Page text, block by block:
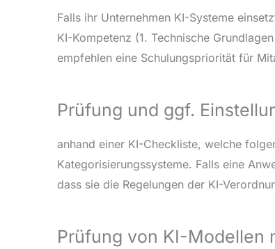
Falls ihr Unternehmen KI-Systeme
KI-Kompetenz (1. Technische
empfehlen eine Schulungspriorität für
Prüfung und ggf.
anhand einer KI-Checkliste, welche
Kategorisierungssysteme. Falls eine
dass sie die Regelungen der KI-
Prüfung von KI-Modellen